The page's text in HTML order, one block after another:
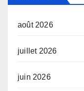
août 2026
juillet 2026
juin 2026